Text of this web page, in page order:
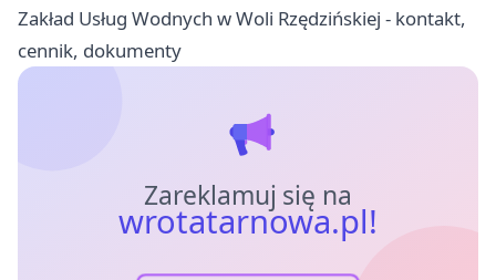
Zakład Usług Wodnych w Woli Rzędzińskiej - kontakt,
cennik, dokumenty
Zareklamuj się na
wrotatarnowa.pl!